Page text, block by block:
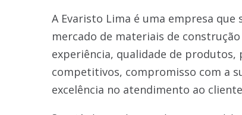
A Evaristo Lima é uma empresa que
mercado de materiais de
experiência, qualidade de produtos,
competitivos, compromisso com a
excelência no atendimento ao